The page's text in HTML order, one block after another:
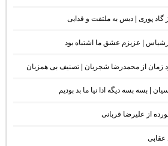
گاد پوری | دیس به ملتفت و فدایی
| عزیزم عشق ما اشتباه بود
زمان از محمدرضا شجریان | تصنیف بی همزبان
| بسه بسه دیگه ادا نیا ما بد بودیم
از علیرضا قربانی
عقابی